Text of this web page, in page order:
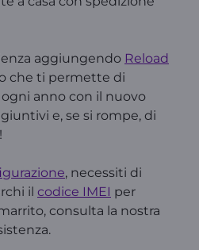
aggiungendo Reload
che ti permette di
anno con il nuovo
e, se si rompe, di
, necessiti di
il codice IMEI per
consulta la nostra